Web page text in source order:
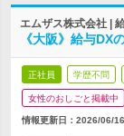
エムザス株式会社 |
《大阪》給与
正社員 学歴不問
女性のおしごと掲載中
情報更新日：2026/06/16